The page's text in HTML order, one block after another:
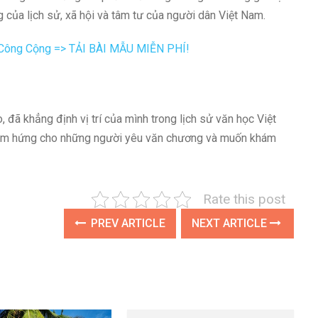
lịch sử, xã hội và tâm tư của người dân Việt Nam.
Cộng => TẢI BÀI MẪU MIỄN PHÍ!
đã khẳng định vị trí của mình trong lịch sử văn học Việt
hứng cho những người yêu văn chương và muốn khám
Rate this post
PREV ARTICLE NEXT ARTICLE